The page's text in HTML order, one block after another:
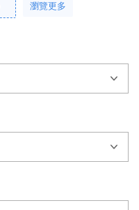
瀏覽更多